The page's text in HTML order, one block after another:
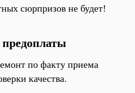
сюрпризов не будет!
по факту приема
качества.